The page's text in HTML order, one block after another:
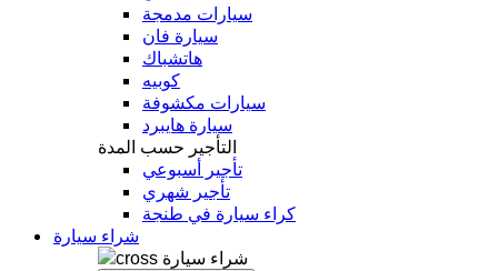
سيارات مدمجة
سيارة فان
هاتشباك
كوبيه
سيارات مكشوفة
سيارة هايبرد
التأجير حسب المدة
تأجير أسبوعي
تأجير شهري
كراء سيارة في طنجة
شراء سيارة
شراء سيارة